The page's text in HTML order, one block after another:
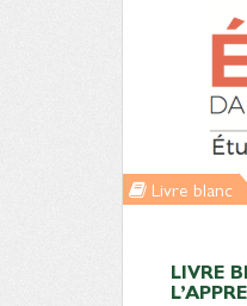
Livre blanc
LIVRE